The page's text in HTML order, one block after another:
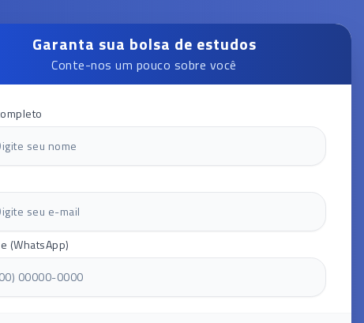
Garanta sua bolsa de estudos
Conte-nos um pouco sobre você
(WhatsApp)